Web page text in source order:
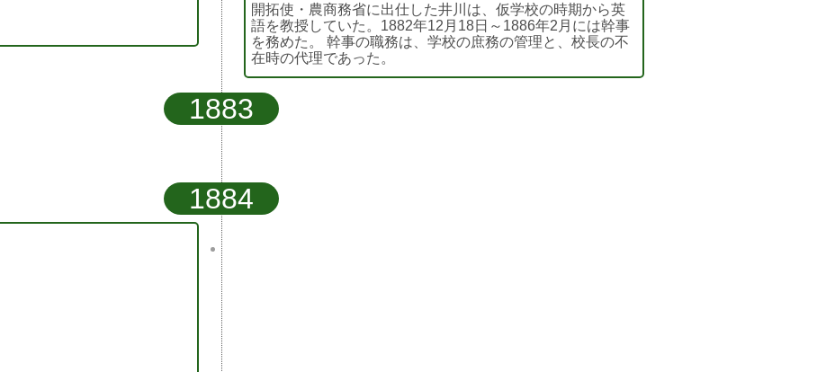
開拓使・農商務省に出仕した井川は、仮学校の時期から英
語を教授していた。1882年12月18日～1886年2月には幹事
を務めた。 幹事の職務は、学校の庶務の管理と、校長の不
在時の代理であった。
1883
1884